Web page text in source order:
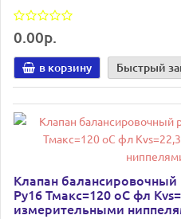
0.00р.
в корзину Быстрый
Клапан балансировочный
Ру16 Тмакс=120 оС фл
измерительными